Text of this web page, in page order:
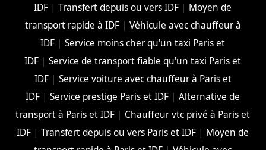
IDF |Transfert depuis ou vers IDF | Moyen de
transport rapide à IDF| Véhicule avec chauffeur à
IDF |Service moins cher qu'un taxi Paris et
IDF |Service de transport fiable qu'un taxi Paris et
IDF| Service voiture avec chauffeur à Paris et
IDF |Service prestige Paris et IDF |Alternative de
transport à Paris et IDF | Chauffeur vtc privé à Paris et
IDF |Transfert depuis ou vers Paris et IDF | Moyen de